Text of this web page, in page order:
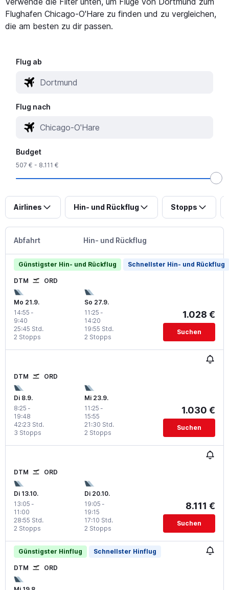
Flughafen Chicago-O'Hare zu finden und zu vergleichen,
die am besten zu dir passen.
Flug ab
Flug nach
Budget
507 € - 8.111 €
Airlines Hin- und Rückflug Stopps
Abfahrt Hin- und Rückflug
Günstigster Hin- und Rückflug Schnellster Hin- und Rückflug
DTM ORD
Mo 21.9.
14:55 -
9:40
2 Stopps
25:45 Std.
So 27.9.
11:25 -
14:20
2 Stopps
19:55 Std.
1.028 €
Suchen
DTM ORD
Di 8.9.
8:25 -
19:48
3 Stopps
42:23 Std.
Mi 23.9.
11:25 -
15:55
2 Stopps
21:30 Std.
1.030 €
Suchen
DTM ORD
Di 13.10.
13:05 -
11:00
2 Stopps
28:55 Std.
Di 20.10.
19:05 -
19:15
2 Stopps
17:10 Std.
8.111 €
Suchen
Günstigster Hinflug Schnellster Hinflug
DTM ORD